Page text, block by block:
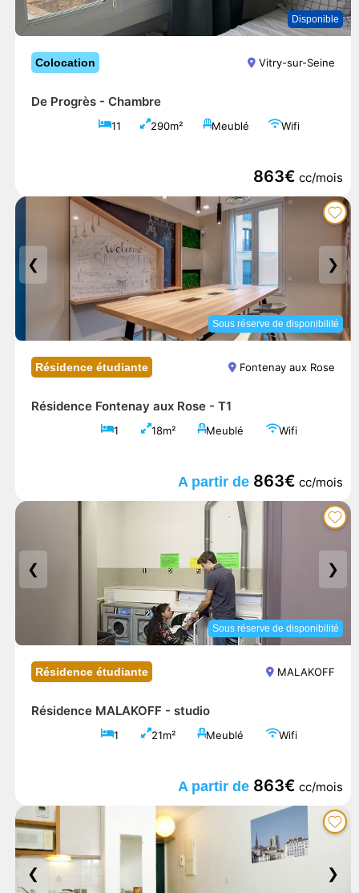
Disponible
Colocation Vitry-sur-Seine
De Progrès - Chambre
11 290m² Meublé Wifi
863€ cc/mois
❮ ❯
Sous réserve de disponibilité
Résidence étudiante Fontenay aux Rose
Résidence Fontenay aux Rose - T1
1 18m² Meublé Wifi
A partir de 863€ cc/mois
❮ ❯
Sous réserve de disponibilité
Résidence étudiante MALAKOFF
Résidence MALAKOFF - studio
1 21m² Meublé Wifi
A partir de 863€ cc/mois
❮ ❯